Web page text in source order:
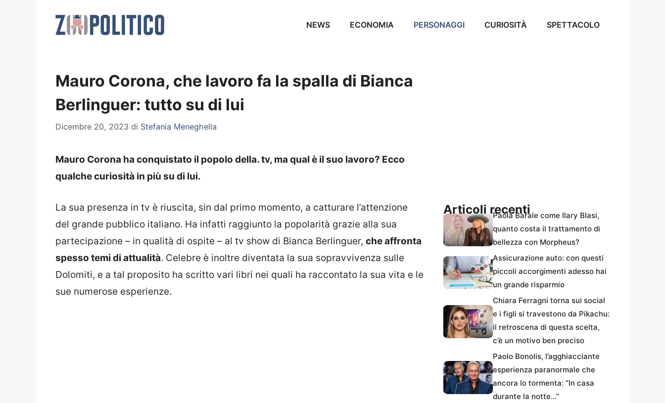
NEWS ECONOMIA PERSONAGGI CURIOSITÀ SPETTACOLO
Mauro Corona, che lavoro fa la spalla di Bianca
Berlinguer: tutto su di lui
Dicembre 20, 2023 di Stefania Meneghella
Mauro Corona ha conquistato il popolo della. tv, ma qual è il suo lavoro? Ecco
qualche curiosità in più su di lui.
La sua presenza in tv è riuscita, sin dal primo momento, a catturare l’attenzione
del grande pubblico italiano. Ha infatti raggiunto la popolarità grazie alla sua
partecipazione – in qualità di ospite – al tv show di Bianca Berlinguer, che affronta
spesso temi di attualità. Celebre è inoltre diventata la sua sopravvivenza sulle
Dolomiti, e a tal proposito ha scritto vari libri nei quali ha raccontato la sua vita e le
sue numerose esperienze.
Articoli recentiPaola Barale come Ilary Blasi,
quanto costa il trattamento di
bellezza con Morpheus?
Assicurazione auto: con questi
piccoli accorgimenti adesso hai
un grande risparmio
Chiara Ferragni torna sui social
e i figli si travestono da Pikachu:
il retroscena di questa scelta,
c’è un motivo ben preciso
Paolo Bonolis, l’agghiacciante
esperienza paranormale che
ancora lo tormenta: “In casa
durante la notte…”